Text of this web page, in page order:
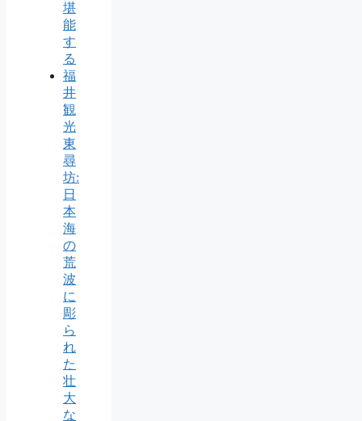
堪
能
す
る
福
井
観
光
東
尋
坊:
日
本
海
の
荒
波
に
彫
ら
れ
た
壮
大
な